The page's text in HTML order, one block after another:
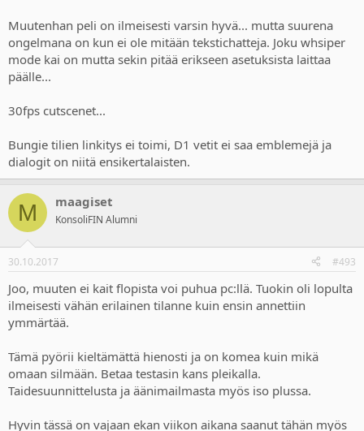
Muutenhan peli on ilmeisesti varsin hyvä... mutta suurena
ongelmana on kun ei ole mitään tekstichatteja. Joku whsiper
mode kai on mutta sekin pitää erikseen asetuksista laittaa
päälle...
30fps cutscenet...
Bungie tilien linkitys ei toimi, D1 vetit ei saa emblemejä ja
dialogit on niitä ensikertalaisten.
M maagiset
KonsoliFIN Alumni
30.10.2017 #493
Joo, muuten ei kait flopista voi puhua pc:llä. Tuokin oli lopulta
ilmeisesti vähän erilainen tilanne kuin ensin annettiin
ymmärtää.
Tämä pyörii kieltämättä hienosti ja on komea kuin mikä
omaan silmään. Betaa testasin kans pleikalla.
Taidesuunnittelusta ja äänimailmasta myös iso plussa.
Hyvin tässä on vajaan ekan viikon aikana saanut tähän myös